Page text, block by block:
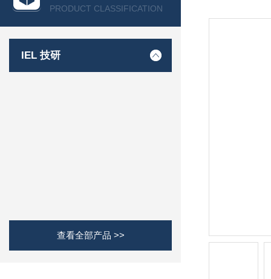
PRODUCT CLASSIFICATION
IEL 技研
查看全部产品 >>